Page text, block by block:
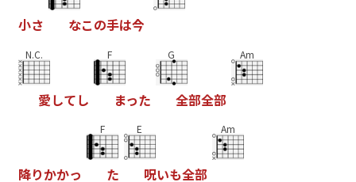
小さ なこの手は今
N.C.
愛してし
F
まった
G
全部全部
Am
降りかかっ
F
た
E
呪いも全部
Am